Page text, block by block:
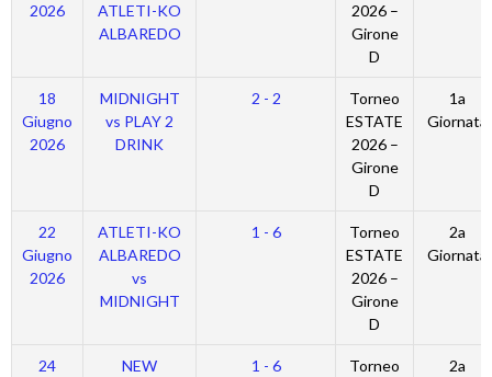
2026
ATLETI-KO
ALBAREDO
2026 –
Girone
D
18
Giugno
2026
MIDNIGHT
vs PLAY 2
DRINK
2 - 2
Torneo
ESTATE
2026 –
Girone
D
1a
Giornata
22
Giugno
2026
ATLETI-KO
ALBAREDO
vs
MIDNIGHT
1 - 6
Torneo
ESTATE
2026 –
Girone
D
2a
Giornata
24
NEW
1 - 6
Torneo
2a